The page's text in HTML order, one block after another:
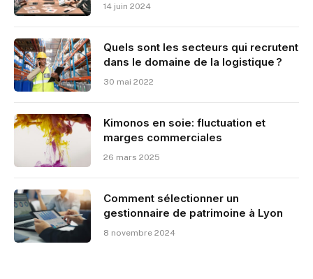
14 juin 2024
Quels sont les secteurs qui recrutent
dans le domaine de la logistique ?
30 mai 2022
Kimonos en soie: fluctuation et
marges commerciales
26 mars 2025
Comment sélectionner un
gestionnaire de patrimoine à Lyon
8 novembre 2024